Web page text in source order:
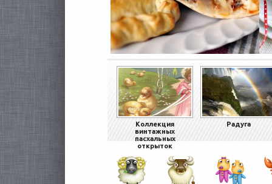
Коллекция
винтажных
пасхальных
открыток
Радуга